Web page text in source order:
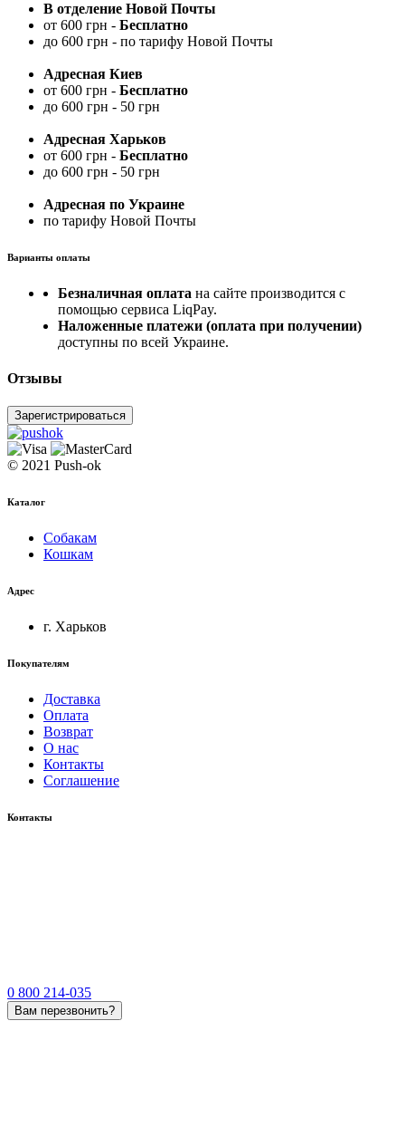
В отделение Новой Почты
от 600 грн - Бесплатно
до 600 грн - по тарифу Новой Почты
Адресная Киев
от 600 грн - Бесплатно
до 600 грн - 50 грн
Адресная Харьков
от 600 грн - Бесплатно
до 600 грн - 50 грн
Адресная по Украине
по тарифу Новой Почты
Варианты оплаты
Безналичная оплата на сайте производится с
помощью сервиса LiqPay.
Наложенные платежи (оплата при получении)
доступны по всей Украине.
Отзывы
Зарегистрироваться
© 2021 Push-ok
Каталог
Собакам
Кошкам
Адрес
г. Харьков
Покупателям
Доставка
Оплата
Возврат
О нас
Контакты
Соглашение
Контакты
0 800 214-035
Вам перезвонить?